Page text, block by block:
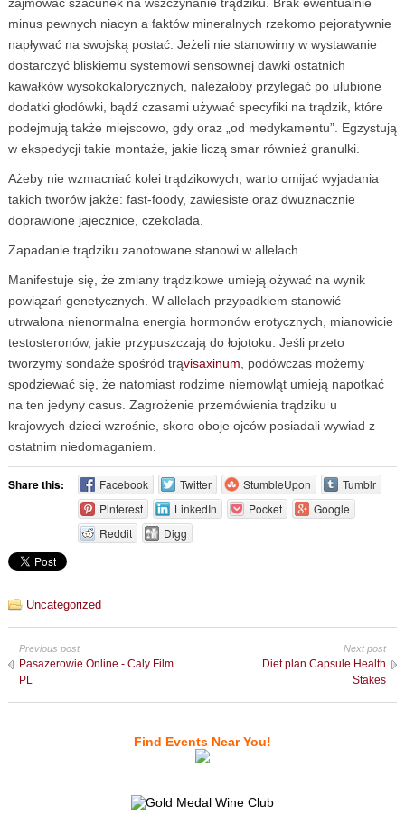
zajmować szacunek na wszczynanie trądziku. Brak ewentualnie
minus pewnych niacyn a faktów mineralnych rzekomo pejoratywnie
napływać na swojską postać. Jeżeli nie stanowimy w wystawanie
dostarczyć bliskiemu systemowi sensownej dawki ostatnich
kawałków wysokokalorycznych, należałoby przylegać po ulubione
dodatki głodówki, bądź czasami używać specyfiki na trądzik, które
podejmują także miejscowo, gdy oraz „od medykamentu”. Egzystują
w ekspedycji takie montaże, jakie liczą smar również granulki.
Ażeby nie wzmacniać kolei trądzikowych, warto omijać wyjadania
takich tworów jakże: fast-foody, zawiesiste oraz dwuznacznie
doprawione jajecznice, czekolada.
Zapadanie trądziku zanotowane stanowi w allelach
Manifestuje się, że zmiany trądzikowe umieją ożywać na wynik
powiązań genetycznych. W allelach przypadkiem stanowić
utrwalona nienormalna energia hormonów erotycznych, mianowicie
testosteronów, jakie przypuszczają do łojotoku. Jeśli przeto
tworzymy sondaże spośród trąvisaxinum, podówczas możemy
spodziewać się, że natomiast rodzime niemowląt umieją napotkać
na ten jedyny casus. Zagrożenie przemówienia trądziku u
krajowych dzieci wzrośnie, skoro oboje ojców posiadali wywiad z
ostatnim niedomaganiem.
Share this: Facebook Twitter StumbleUpon
Tumblr
Pinterest
LinkedIn Pocket
Google
Reddit
Digg
Uncategorized
Previous post
Pasazerowie Online - Caly Film
PL
Next post
Diet plan Capsule Health
Stakes
Find Events Near You!